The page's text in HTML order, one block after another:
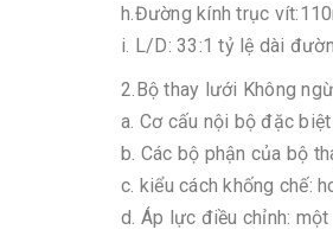
h.Đường kính trục
i. L/D: 33:1 tỷ lệ dài
2.Bộ thay lưới Không
a. Cơ cấu nội bộ đặc
b. Các bộ phận của bộ
c. kiểu cách khống chế:
d. Áp lực điều chỉnh: một